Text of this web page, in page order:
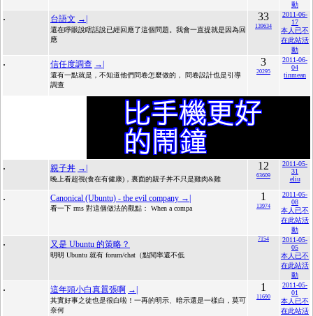
動
. 台語文 →|
還在睜眼說瞎話說已經回應了這個問題。我會一直提就是因為回
應
33
139634
2011-06-
17
本人已不
在此站活
動
. 信任度調查 →|
還有一點就是，不知道他們問卷怎麼做的， 問卷設計也是引導
調查
3
20295
2011-06-
04
tinmean
. 親子丼 →|
晚上看超視(食在有健康)，裏面的親子丼不只是雞肉&雞
12
63609
2011-05-
31
eliu
. Canonical (Ubuntu) - the evil company →|
看一下 rms 對這個做法的觀點： When a compa
1
13974
2011-05-
08
本人已不
在此站活
動
. 又是 Ubuntu 的策略？
明明 Ubuntu 就有 forum/chat（點閱率還不低
7154
2011-05-
05
本人已不
在此站活
動
. 這年頭小白真囂張啊 →|
其實好事之徒也是很白啦！一再的明示、暗示還是一樣白，莫可
奈何
1
11690
2011-05-
01
本人已不
在此站活